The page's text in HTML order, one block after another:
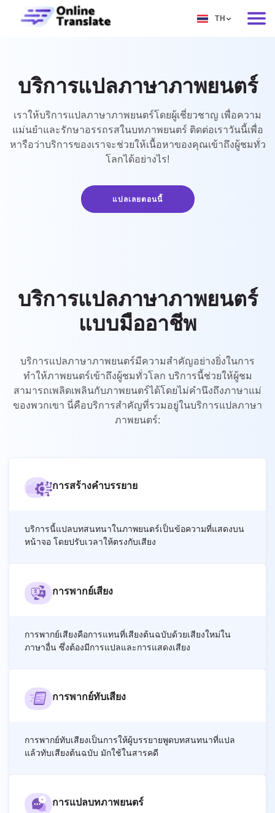
TH
DE
IT
FR
PT
KO
TL
บริการแปลภาษาภาพยนตร์
เราให้บริการแปลภาษาภาพยนตร์โดยผู้เชี่ยวชาญ เพื่อความ
แม่นยำและรักษาอรรถรสในบทภาพยนตร์ ติดต่อเราวันนี้เพื่อ
หารือว่าบริการของเราจะช่วยให้เนื้อหาของคุณเข้าถึงผู้ชมทั่ว
โลกได้อย่างไร!
แปลเลยตอนนี้
บริการแปลภาษาภาพยนตร์
แบบมืออาชีพ
บริการแปลภาษาภาพยนตร์มีความสำคัญอย่างยิ่งในการ
ทำให้ภาพยนตร์เข้าถึงผู้ชมทั่วโลก บริการนี้ช่วยให้ผู้ชม
สามารถเพลิดเพลินกับภาพยนตร์ได้โดยไม่คำนึงถึงภาษาแม่
ของพวกเขา นี่คือบริการสำคัญที่รวมอยู่ในบริการแปลภาษา
ภาพยนตร์:
การสร้างคำบรรยาย
บริการนี้แปลบทสนทนาในภาพยนตร์เป็นข้อความที่แสดงบน
หน้าจอ โดยปรับเวลาให้ตรงกับเสียง
การพากย์เสียง
การพากย์เสียงคือการแทนที่เสียงต้นฉบับด้วยเสียงใหม่ใน
ภาษาอื่น ซึ่งต้องมีการแปลและการแสดงเสียง
การพากย์ทับเสียง
การพากย์ทับเสียงเป็นการให้ผู้บรรยายพูดบทสนทนาที่แปล
แล้วทับเสียงต้นฉบับ มักใช้ในสารคดี
การแปลบทภาพยนตร์